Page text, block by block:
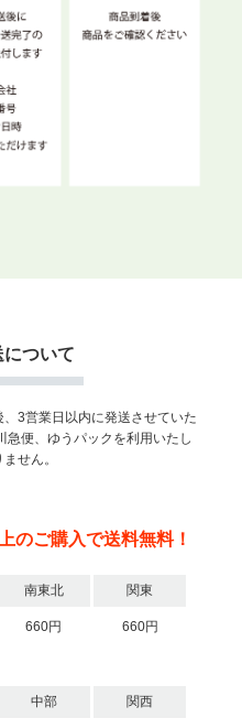
ついて
3営業日以内に発送させていた
急便、ゆうパックを利用いたし
せん。
のご購入で送料無料！
南東北 関東
660円 660円
中部 関西